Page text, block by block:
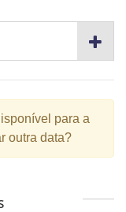
para a
outra data?